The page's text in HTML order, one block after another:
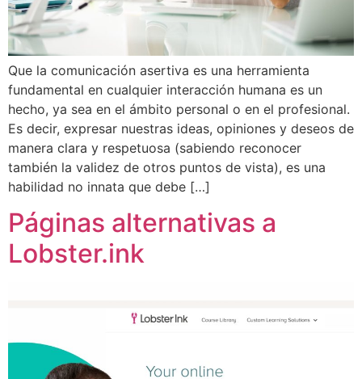
Que la comunicación asertiva es una herramienta
fundamental en cualquier interacción humana es un
hecho, ya sea en el ámbito personal o en el profesional.
Es decir, expresar nuestras ideas, opiniones y deseos de
manera clara y respetuosa (sabiendo reconocer
también la validez de otros puntos de vista), es una
habilidad no innata que debe […]
Páginas alternativas a
Lobster.ink